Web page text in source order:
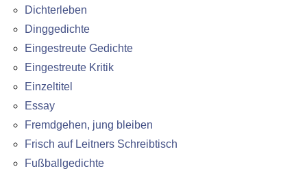
Dichterleben
Dinggedichte
Eingestreute Gedichte
Eingestreute Kritik
Einzeltitel
Essay
Fremdgehen, jung bleiben
Frisch auf Leitners Schreibtisch
Fußballgedichte